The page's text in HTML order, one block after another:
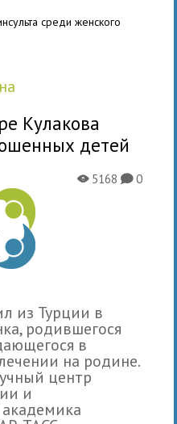
среди женского
Кулакова
детей
X5168K0
из Турции в
родившегося
в
на родине.
центр
и